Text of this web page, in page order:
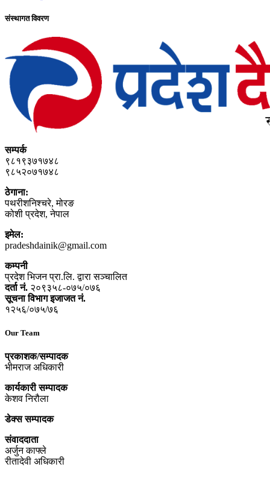
संस्थागत विवरण
सम्पर्क
९८१९३७१७४८
९८५२०७१७४८
ठेगाना:
पथरीशनिश्‍चरे, मोरङ
कोशी प्रदेश, नेपाल
इमेल:
pradeshdainik@gmail.com
कम्पनी
प्रदेश भिजन प्रा.लि. द्वारा सञ्‍चालित
दर्ता नं. २०९३५८-०७५/०७६
सूचना विभाग इजाजत नं.
१२५६/०७५/७६
Our Team
प्रकाशक/सम्पादक
भीमराज अधिकारी
कार्यकारी सम्पादक
केशव निरौला
डेक्स सम्पादक
संवाददाता
अर्जुन काफ्ले
रीतादेवी अधिकारी